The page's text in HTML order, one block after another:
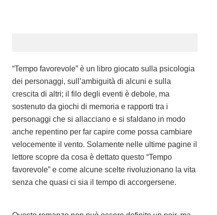
“Tempo favorevole” è un libro giocato sulla psicologia
dei personaggi, sull’ambiguità di alcuni e sulla
crescita di altri; il filo degli eventi è debole, ma
sostenuto da giochi di memoria e rapporti tra i
personaggi che si allacciano e si sfaldano in modo
anche repentino per far capire come possa cambiare
velocemente il vento. Solamente nelle ultime pagine il
lettore scopre da cosa è dettato questo “Tempo
favorevole” e come alcune scelte rivoluzionano la vita
senza che quasi ci sia il tempo di accorgersene.